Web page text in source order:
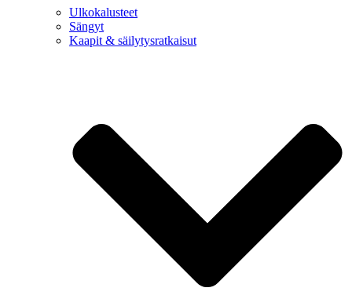
Ulkokalusteet
Sängyt
Kaapit & säilytysratkaisut